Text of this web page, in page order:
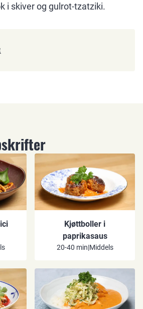
i skiver og gulrot-tzatziki.
Kjøttboller i
paprikasaus
20-40 min|Middels